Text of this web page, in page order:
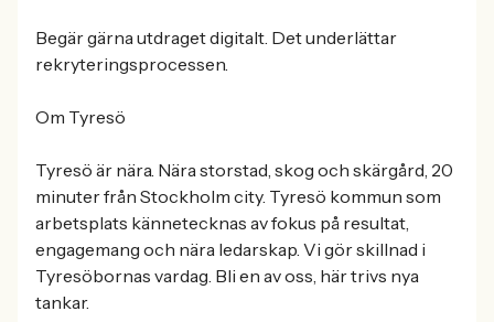
Begär gärna utdraget digitalt. Det underlättar
rekryteringsprocessen.
Om Tyresö
Tyresö är nära. Nära storstad, skog och skärgård, 20
minuter från Stockholm city. Tyresö kommun som
arbetsplats kännetecknas av fokus på resultat,
engagemang och nära ledarskap. Vi gör skillnad i
Tyresöbornas vardag. Bli en av oss, här trivs nya
tankar.